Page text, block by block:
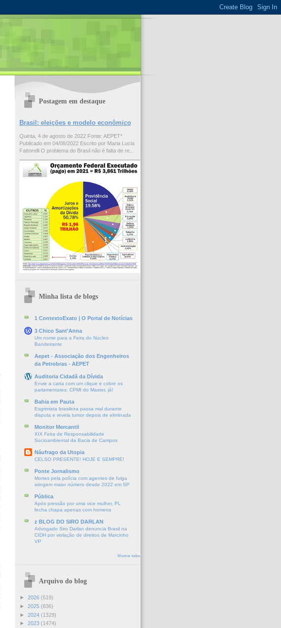
Postagem em destaque
Brasil: eleições e modelo econômico
Quinta, 4 de agosto de 2022 Fonte: AEPET*
Publicado em 04/08/2022 Escrito por Maria Lucia
Fattorelli O problema do Brasil não é falta de re...
Minha lista de blogs
1 ContextoExato | O Portal de Notícias
3 Chico Sant'Anna
Um nome para a Feira do Núcleo
Bandeirante
Aepet - Associação dos Engenheiros
da Petrobras - AEPET
Auditoria Cidadã da Dívida
Envie a carta com um clique e cobre os
parlamentares: CPMI do Master, já!
Bahia em Pauta
Esgrimista brasileira passa mal durante
disputa e revela tumor depois de eliminada
Monitor Mercantil
XIX Feira de Responsabilidade
Socioambiental da Bacia de Campos
Náufrago da Utopia
CELSO PRESENTE! HOJE E SEMPRE!
Ponte Jornalismo
Mortes pela polícia com agentes de folga
atingem maior número desde 2022 em SP
Pública
Após pressão por uma vice mulher, PL
fecha chapa apenas com homens
z BLOG DO SIRO DARLAN
Advogado Siro Darlan denuncia Brasil na
CIDH por violação de direitos de Marcinho
VP
Mostrar todos
Arquivo do blog
► 2026 (519)
► 2025 (836)
► 2024 (1329)
► 2023 (1474)